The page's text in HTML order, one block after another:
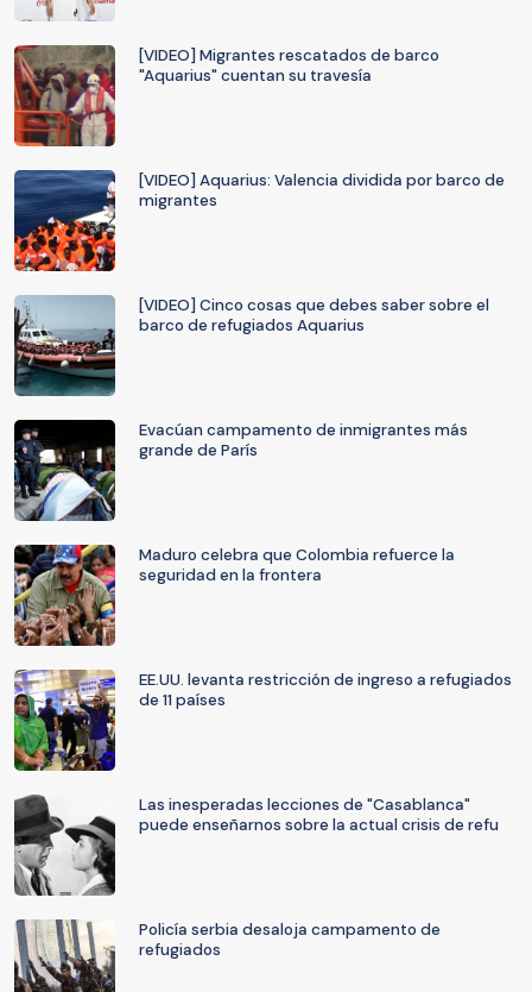
[VIDEO] Migrantes rescatados de barco
"Aquarius" cuentan su travesía
[VIDEO] Aquarius: Valencia dividida por barco de
migrantes
[VIDEO] Cinco cosas que debes saber sobre el
barco de refugiados Aquarius
Evacúan campamento de inmigrantes más
grande de París
Maduro celebra que Colombia refuerce la
seguridad en la frontera
EE.UU. levanta restricción de ingreso a refugiados
de 11 países
Las inesperadas lecciones de "Casablanca"
puede enseñarnos sobre la actual crisis de refu
Policía serbia desaloja campamento de
refugiados